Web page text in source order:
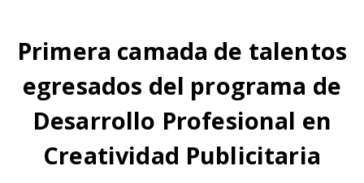
Primera camada de talentos
egresados del programa de
Desarrollo Profesional en
Creatividad Publicitaria